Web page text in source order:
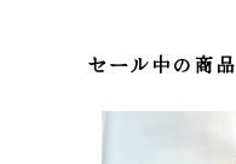
セール中の商品